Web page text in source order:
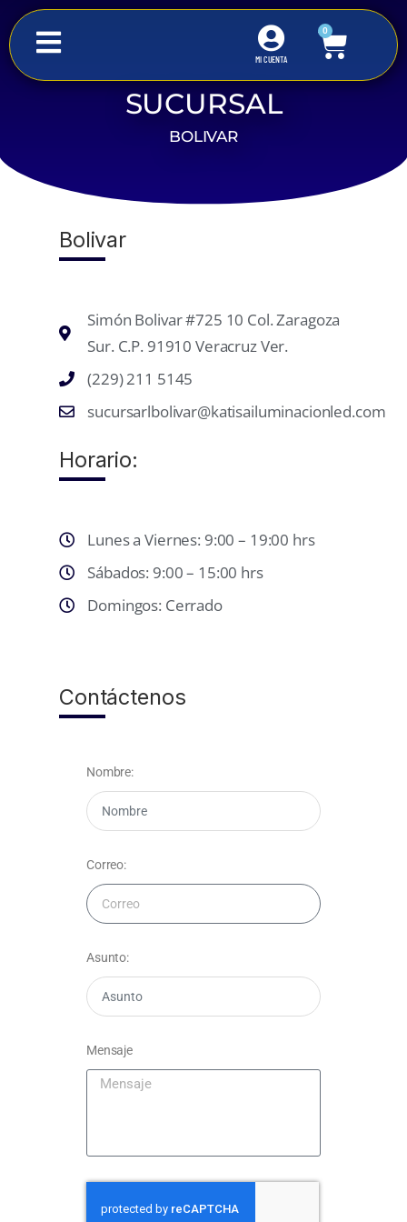
MI CUENTA
0
SUCURSAL
BOLIVAR
Bolivar
Simón Bolivar #725 10 Col. Zaragoza
Sur. C.P. 91910 Veracruz Ver.
(229) 211 5145
sucursarlbolivar@katisailuminacionled.com
Horario:
Lunes a Viernes: 9:00 – 19:00 hrs
Sábados: 9:00 – 15:00 hrs
Domingos: Cerrado
Contáctenos
Nombre:
Correo:
Asunto:
Mensaje